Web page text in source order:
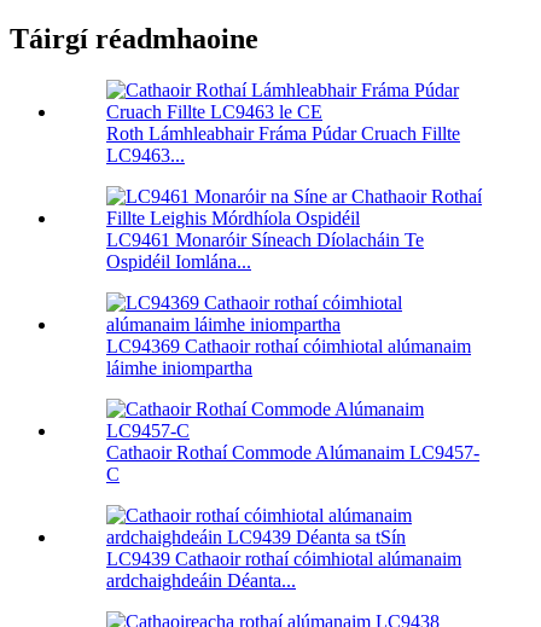
Táirgí réadmhaoine
Roth Lámhleabhair Fráma Púdar Cruach Fillte
LC9463...
LC9461 Monaróir Síneach Díolacháin Te
Ospidéil Iomlána...
LC94369 Cathaoir rothaí cóimhiotal alúmanaim
láimhe iniompartha
Cathaoir Rothaí Commode Alúmanaim LC9457-
C
LC9439 Cathaoir rothaí cóimhiotal alúmanaim
ardchaighdeáin Déanta...